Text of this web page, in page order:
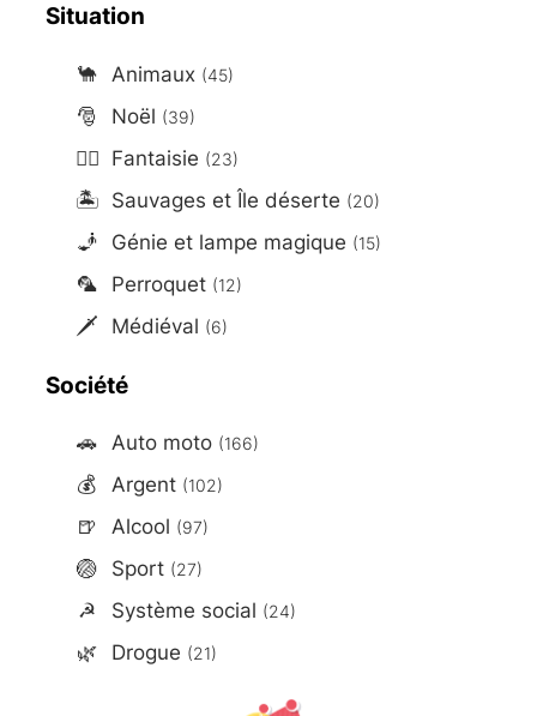
Situation
🐪 Animaux (45)
🎅 Noël (39)
🧙‍♂️ Fantaisie (23)
🏝️ Sauvages et Île déserte (20)
🧞 Génie et lampe magique (15)
🦜 Perroquet (12)
🗡️ Médiéval (6)
Société
🚗 Auto moto (166)
💰 Argent (102)
🍺 Alcool (97)
🏐 Sport (27)
☭ Système social (24)
🌿 Drogue (21)